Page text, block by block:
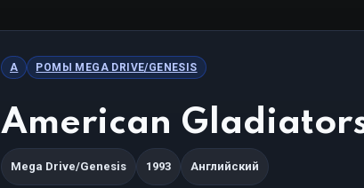
A РОМЫ MEGA DRIVE/GENESIS
American
Mega Drive/Genesis 1993 Английский